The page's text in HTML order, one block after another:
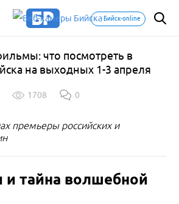
Бийск-online
что посмотреть в
на выходных 1-3 апреля
1708 0
премьеры российских и
тайна волшебной